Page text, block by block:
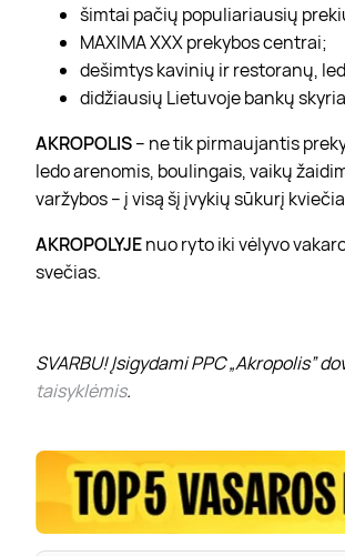
šimtai pačių populiariausių
MAXIMA XXX prekybos centrai;
dešimtys kavinių ir restoranų,
didžiausių Lietuvoje bankų
AKROPOLIS– ne tik pirmaujantis
ledo arenomis, boulingais, vaikų
varžybos – į visą šį įvykių sūkurį
AKROPOLYJEnuo ryto iki vėlyvo
svečias.
SVARBU! Įsigydami PPC „Akropolis”
taisyklėmis.